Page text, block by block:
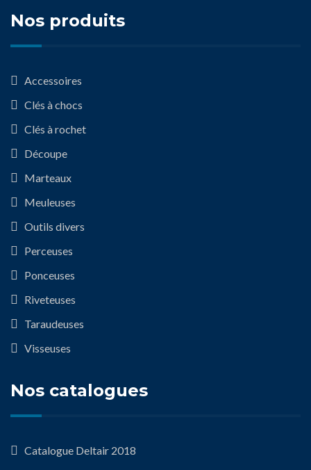
Nos produits
Accessoires
Clés à chocs
Clés à rochet
Découpe
Marteaux
Meuleuses
Outils divers
Perceuses
Ponceuses
Riveteuses
Taraudeuses
Visseuses
Nos catalogues
Catalogue Deltair 2018